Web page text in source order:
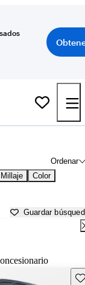
Ordenar
Millaje Color
Guardar